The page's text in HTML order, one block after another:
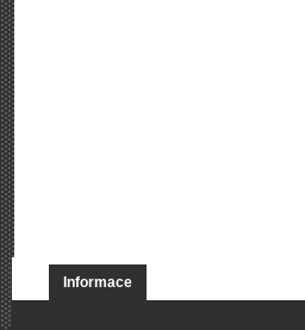
Informace